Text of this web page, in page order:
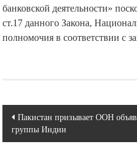
банковской деятельности»
ст.17 данного Закона,
полномочия в соответствии с
Навигация
по
Пакистан призывает ООН
группы Индии